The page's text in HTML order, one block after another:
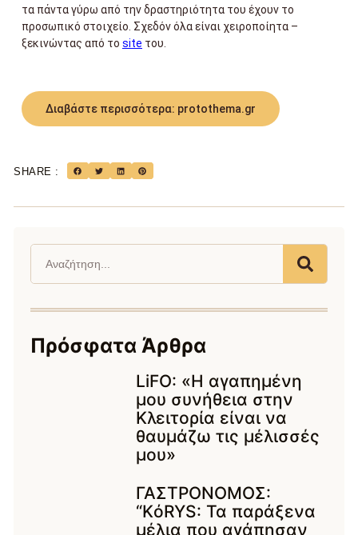
τα πάντα γύρω από την δραστηριότητα του έχουν το
προσωπικό στοιχείο. Σχεδόν όλα είναι χειροποίητα –
ξεκινώντας από το site του.
Διαβάστε περισσότερα: protothema.gr
SHARE :
Πρόσφατα Άρθρα
LiFO: «Η αγαπημένη
μου συνήθεια στην
Κλειτορία είναι να
θαυμάζω τις μέλισσές
μου»
ΓΑΣΤΡΟΝΟΜΟΣ:
“KόRYS: Τα παράξενα
μέλια που αγάπησαν